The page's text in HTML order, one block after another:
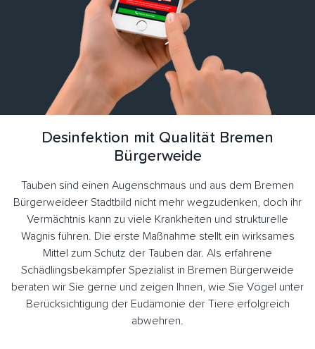
Desinfektion mit Qualität Bremen
Bürgerweide
Tauben sind einen Augenschmaus und aus dem Bremen
Bürgerweideer Stadtbild nicht mehr wegzudenken, doch ihr
Vermächtnis kann zu viele Krankheiten und strukturelle
Wagnis führen. Die erste Maßnahme stellt ein wirksames
Mittel zum Schutz der Tauben dar. Als erfahrene
Schädlingsbekämpfer Spezialist in Bremen Bürgerweide
beraten wir Sie gerne und zeigen Ihnen, wie Sie Vögel unter
Berücksichtigung der Eudämonie der Tiere erfolgreich
abwehren.